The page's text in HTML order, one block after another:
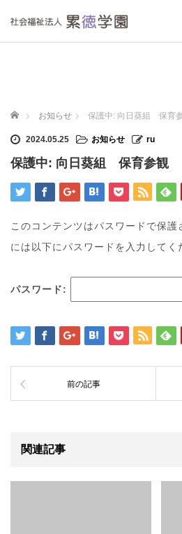
ホーム お知らせ 保護中: 向日葵組 保育
2024.05.25 お知らせ ru
保護中: 向日葵組 保育参観
このコンテンツはパスワードで保護
には以下にパスワードを入力してく
パスワード:
前の記事
関連記事